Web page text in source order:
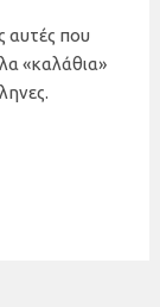
αυτές που
«καλάθια»